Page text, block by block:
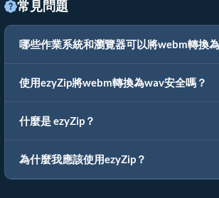
常見問題
哪些作業系統和瀏覽器可以將webm轉換
使用ezyZip將webm轉換為wav安全嗎？
什麼是 ezyZip？
為什麼我應該使用ezyZip？